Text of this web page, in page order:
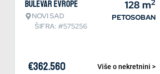
Bulevar Evrope
NOVI SAD
ŠIFRA: #575256
128 m2
PETOSOBAN
Više o nekretnini >
€362.560